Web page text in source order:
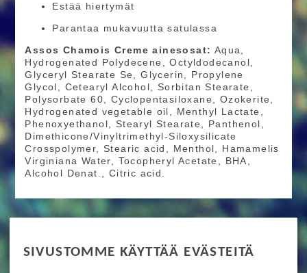
SIVUSTOMME KÄYTTÄÄ EVÄSTEITÄ
Estää hiertymät
Parantaa mukavuutta satulassa
Assos Chamois Creme ainesosat: Aqua,
Hydrogenated Polydecene, Octyldodecanol,
Glyceryl Stearate Se, Glycerin, Propylene
Glycol, Cetearyl Alcohol, Sorbitan Stearate,
Polysorbate 60, Cyclopentasiloxane, Ozokerite,
Hydrogenated vegetable oil, Menthyl Lactate,
Phenoxyethanol, Stearyl Stearate, Panthenol,
Dimethicone/Vinyltrimethyl-Siloxysilicate
Crosspolymer, Stearic acid, Menthol, Hamamelis
Virginiana Water, Tocopheryl Acetate, BHA,
Alcohol Denat., Citric acid.